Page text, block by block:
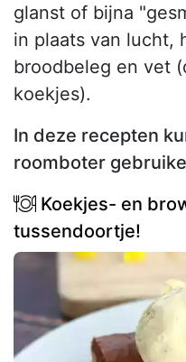
glanst of bijna
in plaats van lucht,
broodbeleg en vet
koekjes).
In deze recepten
roomboter
Koekjes- en
tussendoortje!